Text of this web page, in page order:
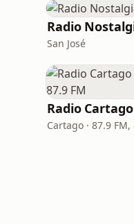
Radio
San José
Cartago · 87.9 FM,